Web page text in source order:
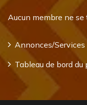
Aucun membre ne
Annonces/Services
Tableau de bord du